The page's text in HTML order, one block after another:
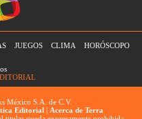
JUEGOS CLIMA HORÓSCOPO
México S.A. de C.V.
Editorial
Acerca de Terra